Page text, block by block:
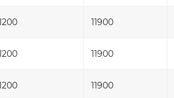
11900
11900
11900